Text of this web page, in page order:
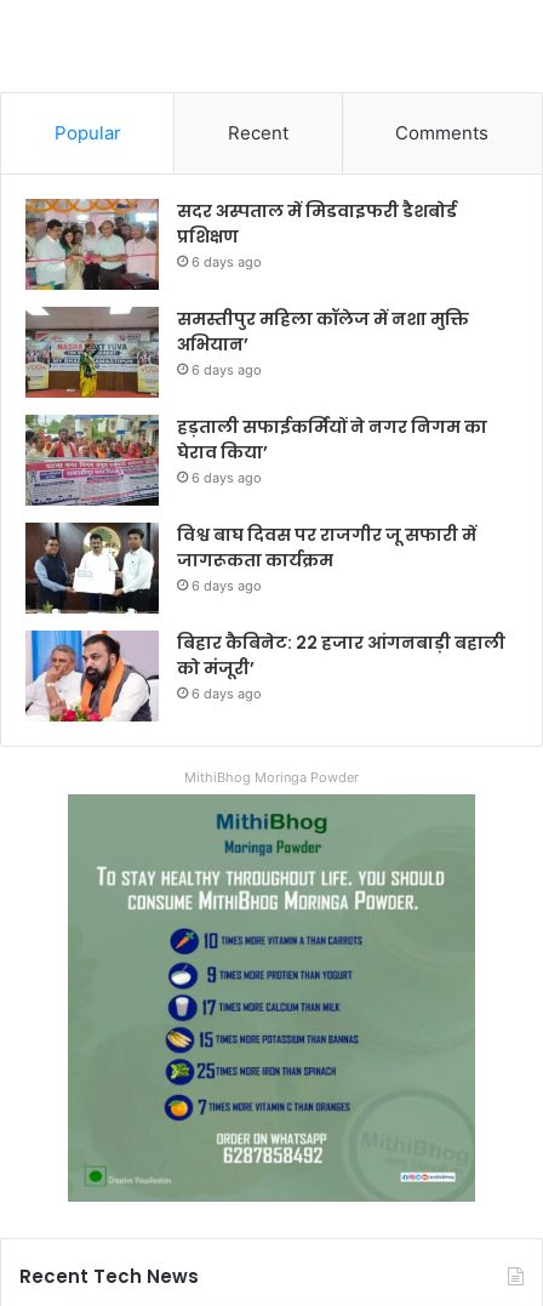
Popular Recent Comments
सदर अस्पताल में मिडवाइफरी डैशबोर्ड
प्रशिक्षण
6 days ago
समस्तीपुर महिला कॉलेज में नशा मुक्ति
अभियान’
6 days ago
हड़ताली सफाईकर्मियों ने नगर निगम का
घेराव किया’
6 days ago
विश्व बाघ दिवस पर राजगीर जू सफारी में
जागरूकता कार्यक्रम
6 days ago
बिहार कैबिनेट: 22 हजार आंगनबाड़ी बहाली
को मंजूरी’
6 days ago
MithiBhog Moringa Powder
Recent Tech News